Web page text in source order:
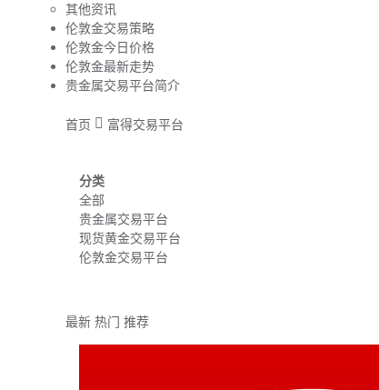
其他资讯
伦敦金交易策略
伦敦金今日价格
伦敦金最新走势
贵金属交易平台简介
首页 富得交易平台
分类
全部
贵金属交易平台
现货黄金交易平台
伦敦金交易平台
最新 热门 推荐